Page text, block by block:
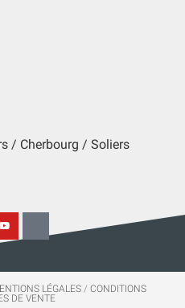
/ Cherbourg / Soliers
LÉGALES / CONDITIONS
DE VENTE